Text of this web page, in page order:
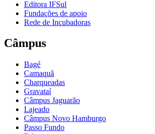
Editora IFSul
Fundações de apoio
Rede de Incubadoras
Câmpus
Bagé
Camaquã
Charqueadas
Gravataí
Câmpus Jaguarão
Lajeado
Câmpus Novo Hamburgo
Passo Fundo